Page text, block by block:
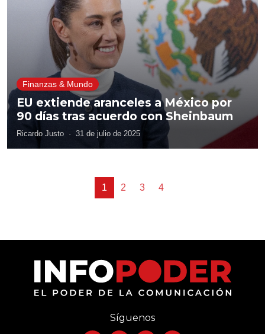
Finanzas & Mundo
EU extiende aranceles a México por
90 días tras acuerdo con Sheinbaum
Ricardo Justo · 31 de julio de 2025
1 2 3 4
Síguenos